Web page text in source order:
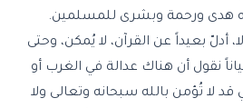
هدى ورحمة وبشرى للمسلمين.
أدلّ بعيداً عن القرآن، لا يُمكن، وحتى
نقول أن هناك عدالة في الغرب أو
لا تُؤمن بالله سبحانه وتعالى ولا